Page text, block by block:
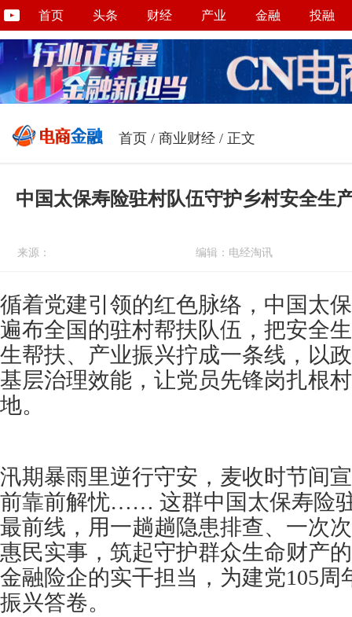
首页 头条 财经 产业 金融 投融
首页 / 商业财经 / 正文
中国太保寿险驻村队伍守护乡村安全生
来源： 编辑：电经淘讯
循着党建引领的红色脉络，中国太
遍布全国的驻村帮扶队伍，把安全
生帮扶、产业振兴拧成一条线，以
基层治理效能，让党员先锋岗扎根
地。
汛期暴雨里逆行守安，麦收时节间
前靠前解忧…… 这群中国太保寿险
最前线，用一趟趟隐患排查、一次
惠民实事，筑起守护群众生命财产
金融险企的实干担当，为建党105周
振兴答卷。